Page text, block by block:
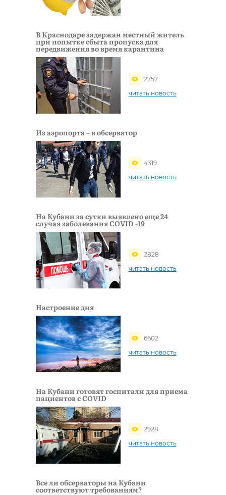
В Краснодаре задержан местный житель
при попытке сбыта пропуска для
передвижения во время карантина
2757
читать новость
Из аэропорта – в обсерватор
4319
читать новость
На Кубани за сутки выявлено еще 24
случая заболевания COVID -19
2828
читать новость
Настроение дня
6602
читать новость
На Кубани готовят госпитали для приема
пациентов с COVID
2928
читать новость
Все ли обсерваторы на Кубани
соответствуют требованиям?